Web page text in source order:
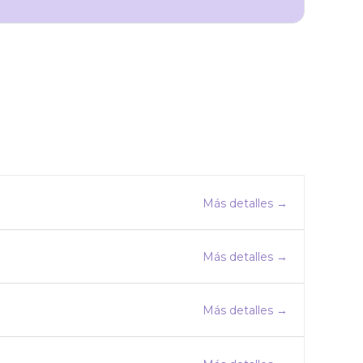
Más detalles
Más detalles
Más detalles